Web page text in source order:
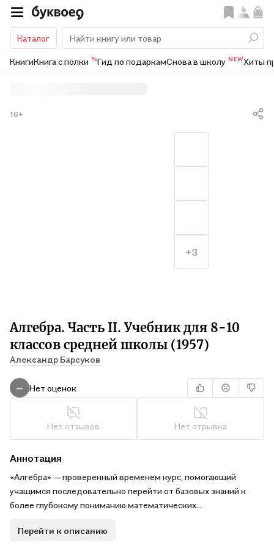
Каталог
КнигиКнига с полки %Гид по подаркамСнова в школу NEWХиты
Алгебра. Часть II. Учебник для 8-10
классов средней школы (1957)
Александр Барсуков
16+
— Нет оценок
Нет отзывов Нет отрывка
+3
Аннотация
«Алгебра» — проверенный временем курс, помогающий
учащимся последовательно перейти от базовых знаний к
более глубокому пониманию математических
извлечение квадратных корней, преобразование
Перейти к описанию